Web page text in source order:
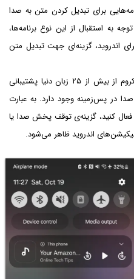
برای تبدیل کردن متن به صدا
به استقبال از این نوع برنامه‌ها،
اندروید، گزینه‌ای جهت تبدیل متن
قابلیت Listen to this page در گوگل کروم از بیش از ۲۵ زبان دنیا پشتیبانی
در پس‌زمینه وجود دارد. به عبارت
فعال کنید، گزینه‌ی توقف پخش صدا یا